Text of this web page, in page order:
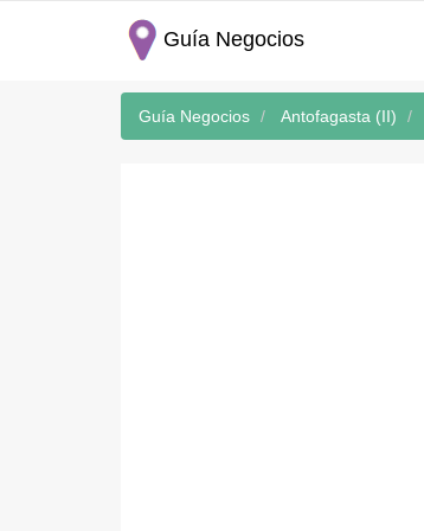
Guía Negocios
Guía Negocios Antofagasta (II)